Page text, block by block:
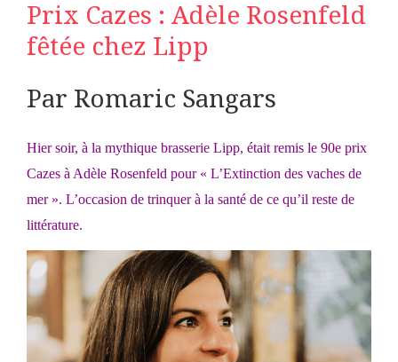
Prix Cazes : Adèle Rosenfeld
fêtée chez Lipp
Par Romaric Sangars
Hier soir, à la mythique brasserie Lipp, était remis le 90e prix
Cazes à Adèle Rosenfeld pour « L’Extinction des vaches de
mer ». L’occasion de trinquer à la santé de ce qu’il reste de
littérature.